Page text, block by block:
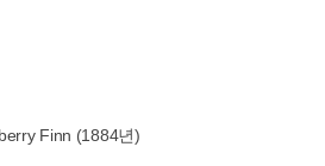
Finn (1884년)